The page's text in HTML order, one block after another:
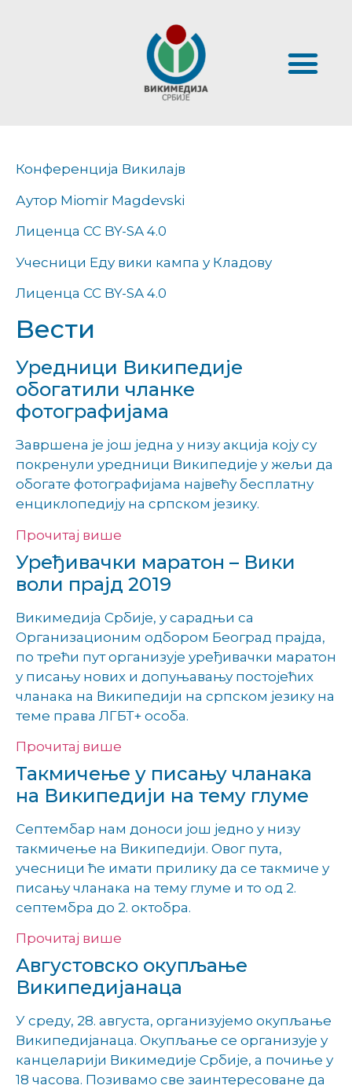
Конференција Викилајв
Аутор Miomir Magdevski
Лиценца CC BY-SA 4.0
Учесници Еду вики кампа у Кладову
Лиценца CC BY-SA 4.0
Bести
Уредници Википедије
обогатили чланке
фотографијама
Завршена је још једна у низу акција коју су
покренули уредници Википедије у жељи да
обогате фотографијама највећу бесплатну
енциклопедију на српском језику.
Прочитај више
Уређивачки маратон – Вики
воли прајд 2019
Викимедија Србије, у сарадњи са
Организационим одбором Београд прајда,
по трећи пут организује уређивачки маратон
у писању нових и допуњавању постојећих
чланака на Википедији на српском језику на
теме права ЛГБТ+ особа.
Прочитај више
Такмичење у писању чланака
на Википедији на тему глуме
Септембар нам доноси још једно у низу
такмичење на Википедији. Овог пута,
учесници ће имати прилику да се такмиче у
писању чланака на тему глуме и то од 2.
септембра до 2. октобра.
Прочитај више
Августовско окупљање
Википедијанаца
У среду, 28. августа, организујемо окупљање
Википедијанаца. Окупљање се организује у
канцеларији Викимедије Србије, а почиње у
18 часова. Позивамо све заинтересоване да